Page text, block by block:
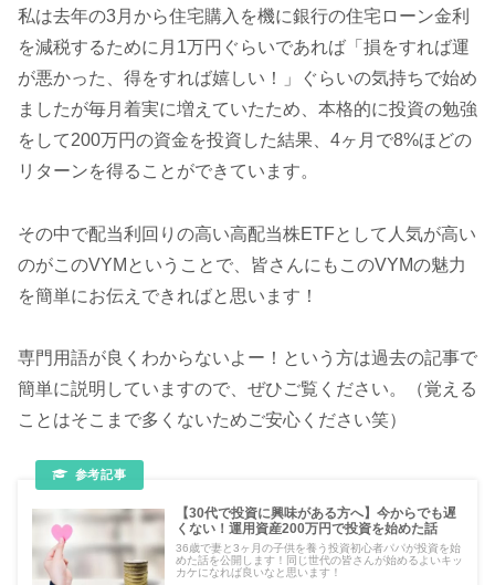
私は去年の3月から住宅購入を機に銀行の住宅ローン金利
を減税するために月1万円ぐらいであれば「損をすれば運
が悪かった、得をすれば嬉しい！」ぐらいの気持ちで始め
ましたが毎月着実に増えていたため、本格的に投資の勉強
をして200万円の資金を投資した結果、4ヶ月で8%ほどの
リターンを得ることができています。
その中で配当利回りの高い高配当株ETFとして人気が高い
のがこのVYMということで、皆さんにもこのVYMの魅力
を簡単にお伝えできればと思います！
専門用語が良くわからないよー！という方は過去の記事で
簡単に説明していますので、ぜひご覧ください。（覚える
ことはそこまで多くないためご安心ください笑）
【30代で投資に興味がある方へ】今からでも遅
くない！運用資産200万円で投資を始めた話
36歳で妻と3ヶ月の子供を養う投資初心者パパが投資を始
めた話を公開します！同じ世代の皆さんが始めるよいキッ
カケになれば良いなと思います！